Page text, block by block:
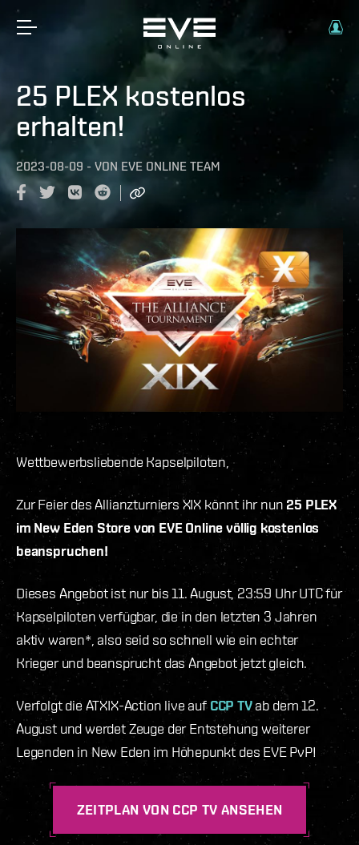
25 PLEX kostenlos
erhalten!
2023-08-09 - VON EVE ONLINE TEAM
Wettbewerbsliebende Kapselpiloten,
Zur Feier des Allianzturniers XIX könnt ihr nun 25 PLEX
im New Eden Store von EVE Online völlig kostenlos
beanspruchen!
Dieses Angebot ist nur bis 11. August, 23:59 Uhr UTC für
Kapselpiloten verfügbar, die in den letzten 3 Jahren
aktiv waren*, also seid so schnell wie ein echter
Krieger und beansprucht das Angebot jetzt gleich.
Verfolgt die ATXIX-Action live aufCCP TVab dem 12.
August und werdet Zeuge der Entstehung weiterer
Legenden in New Eden im Höhepunkt des EVE PvP!
ZEITPLAN VON CCP TV ANSEHEN